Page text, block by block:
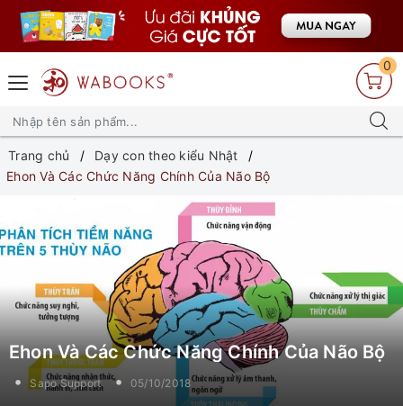
0
Trang chủ
Dạy con theo kiểu Nhật
Ehon Và Các Chức Năng Chính Của Não Bộ
Ehon Và Các Chức Năng Chính Của Não Bộ
Sapo Support 05/10/2018